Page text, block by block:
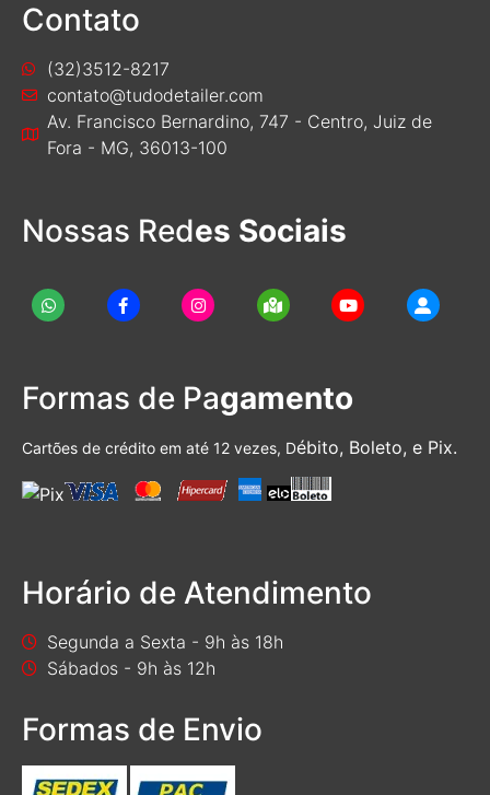
Contato
(32)3512-8217
contato@tudodetailer.com
Av. Francisco Bernardino, 747 - Centro, Juiz de
Fora - MG, 36013-100
Nossas Redes Sociais
Formas de Pagamento
Cartões de crédito em até 12 vezes, Débito, Boleto, e Pix.
Horário de Atendimento
Segunda a Sexta - 9h às 18h
Sábados - 9h às 12h
Formas de Envio